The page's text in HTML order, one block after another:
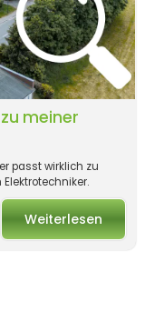
meiner
passt wirklich zu
Weiterlesen